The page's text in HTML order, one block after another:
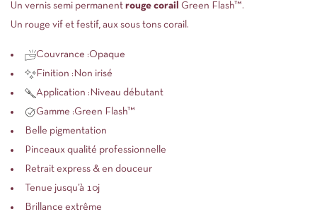
Un vernis semi permanent rouge corail Green Flash™.
Un rouge vif et festif, aux sous tons corail.
Couvrance :Opaque
Finition : Non irisé
Application : Niveau débutant
Gamme :Green Flash™
Belle pigmentation
Pinceaux qualité professionnelle
Retrait express & en douceur
Tenue jusqu’à 10j
Brillance extrême